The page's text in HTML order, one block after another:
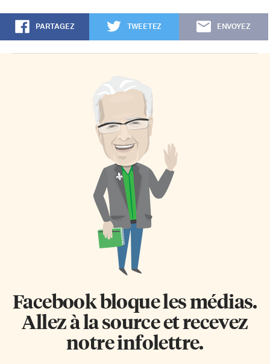
PARTAGEZ TWEETEZ ENVOYEZ
Facebook bloque les médias.
Allez à la source et recevez
notre infolettre.